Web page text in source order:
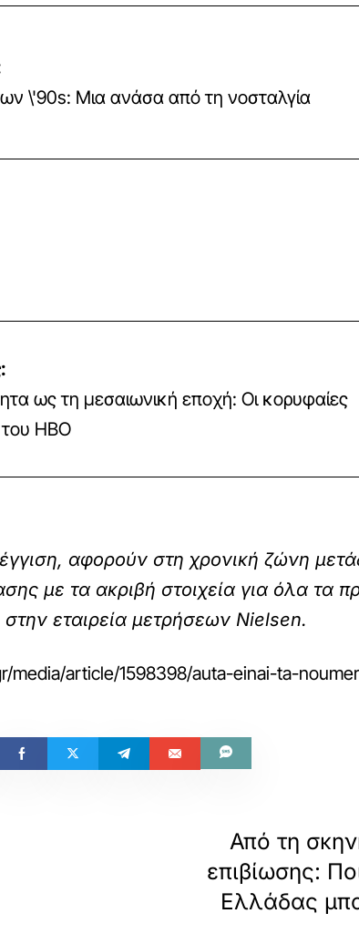
\'90s: Μια ανάσα από τη νοσταλγία
ως τη μεσαιωνική εποχή: Οι κορυφαίες
του HBO
αφορούν στη χρονική ζώνη
με τα ακριβή στοιχεία για όλα τα
εταιρεία μετρήσεων Nielsen.
media/article/1598398/auta-einai-ta-
Από τη
επιβίωσης:
Ελλάδας